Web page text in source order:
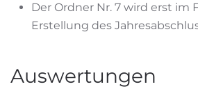
Der Ordner Nr. 7 wird erst im
Erstellung des
Auswertungen